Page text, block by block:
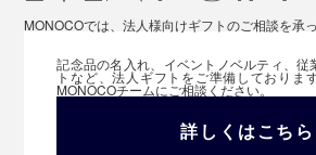
MONOCOでは、法人様向けギフトのご相談を承
記念品の名入れ、イベントノベルティ、従
トなど、法人ギフトをご準備しておりま
MONOCOチームにご相談ください。
詳しくはこちら